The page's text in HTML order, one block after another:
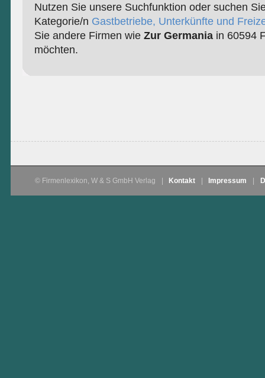
Nutzen Sie unsere Suchfunktion oder suchen
Kategorie/n Gastbetriebe, Unterkünfte und
Sie andere Firmen wie Zur Germaniain 60594
möchten.
© Firmenlexikon, W & S GmbH Verlag Kontakt Impressum